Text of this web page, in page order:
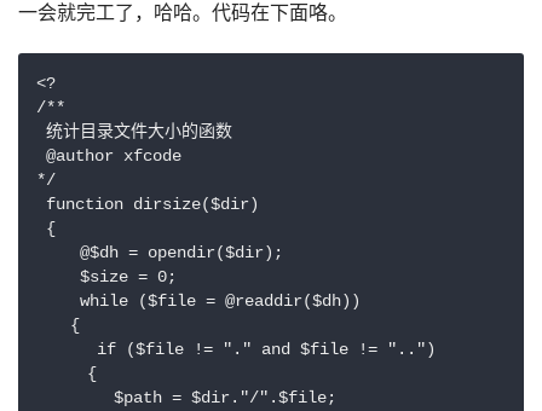
一会就完工了，哈哈。代码在下面咯。
<?
/**
统计目录文件大小的函数
@author xfcode
*/
function dirsize($dir)
{
@$dh = opendir($dir);
$size = 0;
while ($file = @readdir($dh))
{
if ($file != "." and $file != "..")
{
$path = $dir."/".$file;